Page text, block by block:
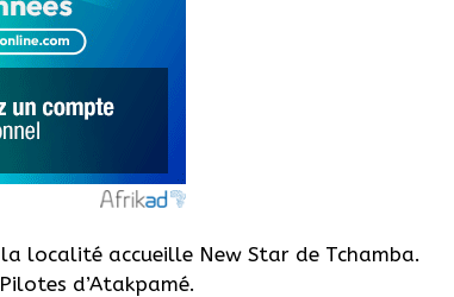
localité accueille New Star de Tchamba.
d’Atakpamé.